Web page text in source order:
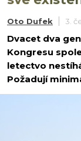
Oto Dufek 3.
Dvacet dva
Kongresu
letectvo
Požadují